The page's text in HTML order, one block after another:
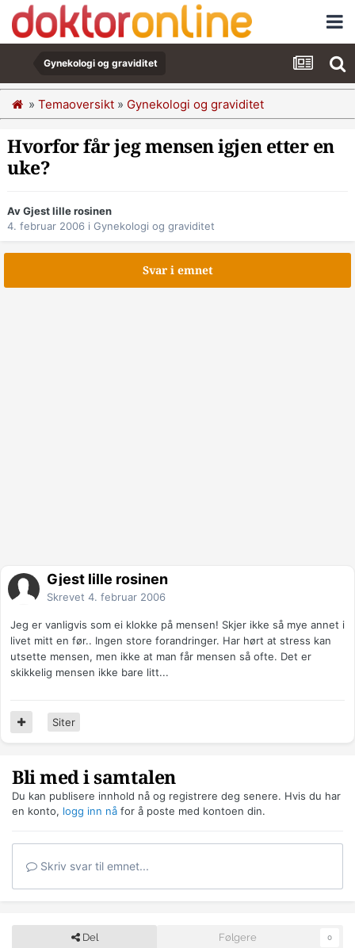
Gynekologi og graviditet
» Temaoversikt » Gynekologi og graviditet
Hvorfor får jeg mensen igjen etter en
uke?
Av Gjest lille rosinen
4. februar 2006 i Gynekologi og graviditet
Svar i emnet
Gjest lille rosinen
Skrevet 4. februar 2006
Jeg er vanligvis som ei klokke på mensen! Skjer ikke så mye annet i
livet mitt en før.. Ingen store forandringer. Har hørt at stress kan
utsette mensen, men ikke at man får mensen så ofte. Det er
skikkelig mensen ikke bare litt...
Siter
Bli med i samtalen
Du kan publisere innhold nå og registrere deg senere. Hvis du har
en konto, logg inn nå for å poste med kontoen din.
Skriv svar til emnet...
Del Følgere 0